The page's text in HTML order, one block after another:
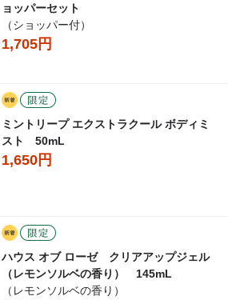
ョッパーセット
（ショッパー付）
1,705円
ミントリープ エクストラクール ボディミ
スト 50mL
1,650円
ハウス オブ ローゼ クリアアップジェル
（レモンソルベの香り） 145mL
（レモンソルベの香り）